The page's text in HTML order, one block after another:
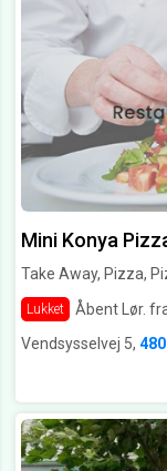
Mini Konya
Take Away, Pizza,
Lukket
Åbent Lør.
Vendsysselvej 5,